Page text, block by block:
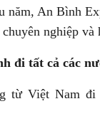
An Bình
nghiệp và
đi tất cả các
từ Việt Nam đi